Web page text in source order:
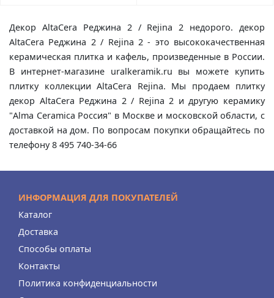
Декор AltaCera Реджина 2 / Rejina 2 недорого. декор
AltaCera Реджина 2 / Rejina 2 - это высококачественная
керамическая плитка и кафель, произведенные в России.
В интернет-магазине uralkeramik.ru вы можете купить
плитку коллекции AltaCera Rejina. Мы продаем плитку
декор AltaCera Реджина 2 / Rejina 2 и другую керамику
"Alma Ceramica Россия" в Москве и московской области, с
доставкой на дом. По вопросам покупки обращайтесь по
телефону 8 495 740-34-66
ИНФОРМАЦИЯ ДЛЯ ПОКУПАТЕЛЕЙ
Каталог
Доставка
Способы оплаты
Контакты
Политика конфиденциальности